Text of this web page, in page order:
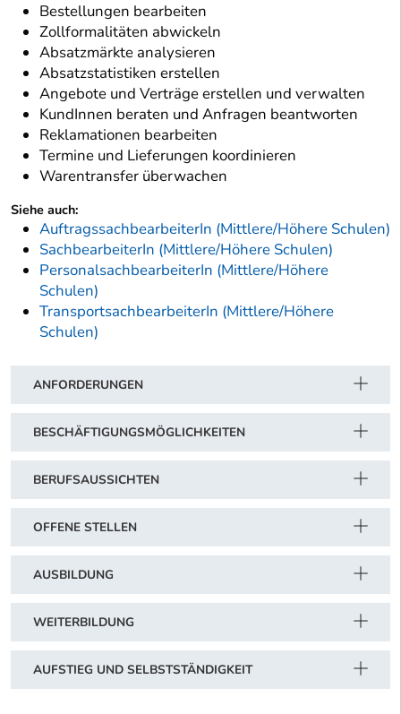
Bestellungen bearbeiten
Zollformalitäten abwickeln
Absatzmärkte analysieren
Absatzstatistiken erstellen
Angebote und Verträge erstellen und verwalten
KundInnen beraten und Anfragen beantworten
Reklamationen bearbeiten
Termine und Lieferungen koordinieren
Warentransfer überwachen
Siehe auch:
AuftragssachbearbeiterIn (Mittlere/Höhere Schulen)
SachbearbeiterIn (Mittlere/Höhere Schulen)
PersonalsachbearbeiterIn (Mittlere/Höhere
Schulen)
TransportsachbearbeiterIn (Mittlere/Höhere
Schulen)
ANFORDERUNGEN
BESCHÄFTIGUNGSMÖGLICHKEITEN
BERUFSAUSSICHTEN
OFFENE STELLEN
AUSBILDUNG
WEITERBILDUNG
AUFSTIEG UND SELBSTSTÄNDIGKEIT